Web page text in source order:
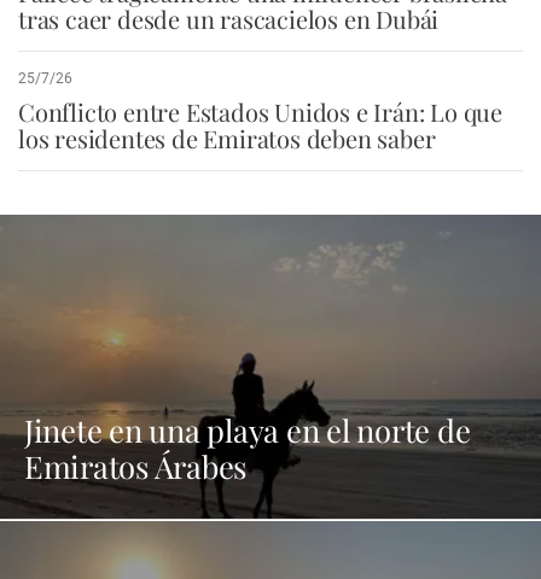
tras caer desde un rascacielos en Dubái
25/7/26
Conflicto entre Estados Unidos e Irán: Lo que
los residentes de Emiratos deben saber
Jinete en una playa en el norte de
Emiratos Árabes